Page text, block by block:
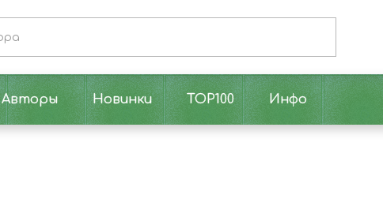
Авторы Новинки TOP100 Инфо